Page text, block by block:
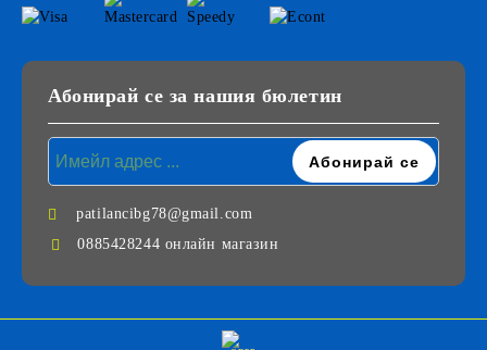
Абонирай се за нашия бюлетин
patilancibg78@gmail.com
0885428244 онлайн магазин